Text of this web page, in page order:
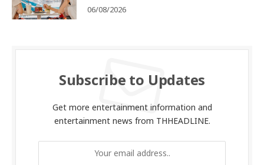
06/08/2026
Subscribe to Updates
Get more entertainment information and
entertainment news from THHEADLINE.